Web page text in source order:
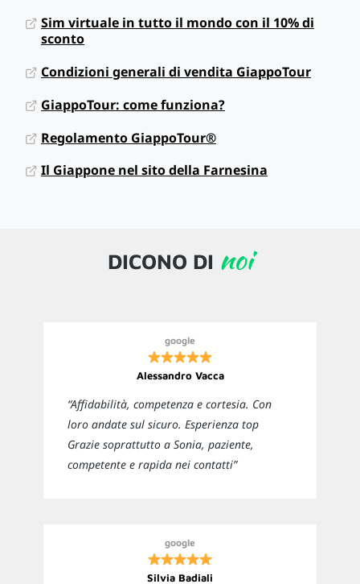
Sim virtuale in tutto il mondo con il 10% di
sconto
Condizioni generali di vendita GiappoTour
GiappoTour: come funziona?
Regolamento GiappoTour®
Il Giappone nel sito della Farnesina
DICONO DI noi
google
Alessandro Vacca
“Affidabilità, competenza e cortesia. Con
loro andate sul sicuro. Esperienza top
Grazie soprattutto a Sonia, paziente,
competente e rapida nei contatti”
google
Silvia Badiali